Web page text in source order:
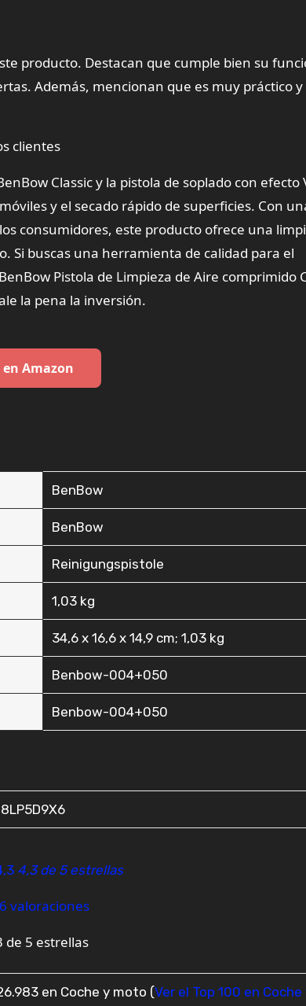
producto. Destacan que cumple bien su
Además, mencionan que es muy práctico
clientes
Classic y la pistola de soplado con efecto
y el secado rápido de superficies. Con
consumidores, este producto ofrece una
Si buscas una herramienta de calidad para el
Pistola de Limpieza de Aire comprimido
la pena la inversión.
Amazon
‎BenBow
‎BenBow
‎Reinigungspistole
‎1,03 kg
‎34,6 x 16,6 x 14,9 cm; 1,03 kg
‎Benbow-004+050
‎Benbow-004+050
4,3 de 5 estrellas
valoraciones
de 5 estrellas
en Coche y moto (Ver el Top 100 en Coche